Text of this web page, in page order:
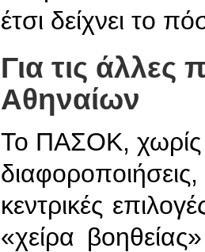
έτσι δείχνει το
Για τις άλλες
Αθηναίων
Το ΠΑΣΟΚ, χωρίς
κεντρικές
«χείρα